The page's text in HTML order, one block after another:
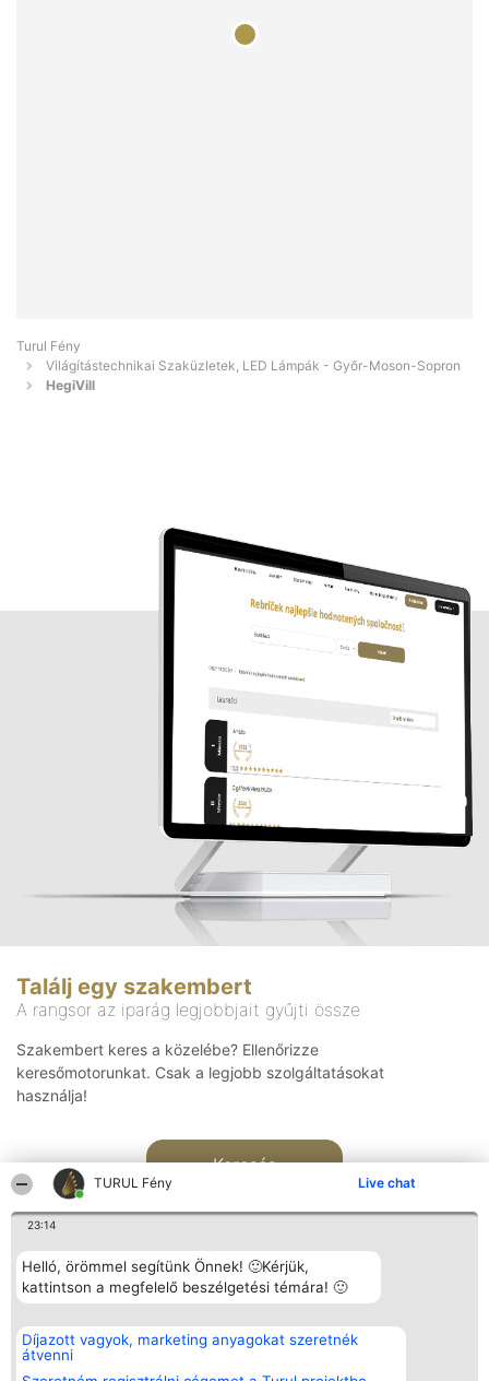
TURUL Fény Live chat
23:14
Helló, örömmel segítünk Önnek! 🙂Kérjük,
kattintson a megfelelő beszélgetési témára! 🙂
Díjazott vagyok, marketing anyagokat szeretnék
átvenni
Turul Fény
Világítástechnikai Szaküzletek, LED Lámpák - Győr-Moson-Sopron
HegiVill
Találj egy szakembert
A rangsor az iparág legjobbjait gyűjti össze
Szakembert keres a közelébe? Ellenőrizze
keresőmotorunkat. Csak a legjobb szolgáltatásokat
használja!
Keresés
Rangsorszervező
SC Beautiful Company S.R.L.
Bulevardul Aleea Timișul De
Sus Nr. 2, Bl. A30, Sc. A, Et.
Népszavazás
Nyertesek
Elérhetőség
Elérhetőség